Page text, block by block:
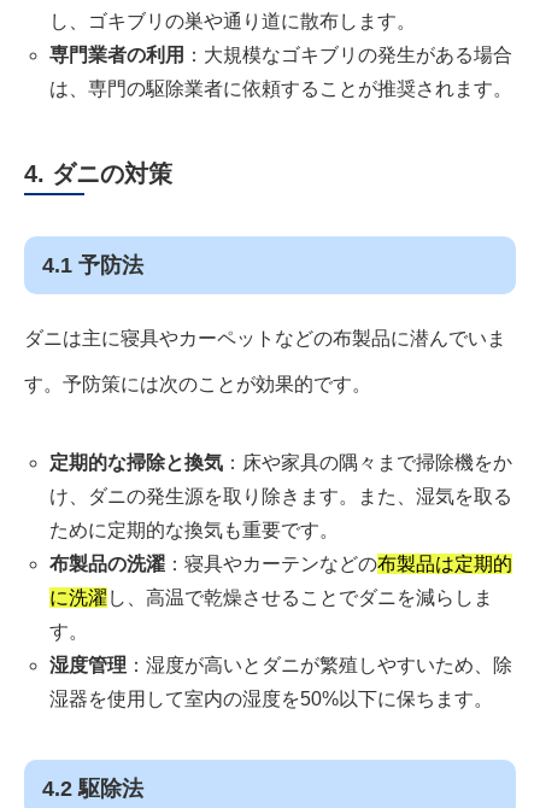
し、ゴキブリの巣や通り道に散布します。
専門業者の利用 ：大規模なゴキブリの発生がある場合
は、専門の駆除業者に依頼することが推奨されます。
4. ダニの対策
4.1 予防法
ダニは主に寝具やカーペットなどの布製品に潜んでいま
す。予防策には次のことが効果的です。
定期的な掃除と換気：床や家具の隅々まで掃除機をか
け、ダニの発生源を取り除きます。また、湿気を取る
ために定期的な換気も重要です。
布製品の洗濯：寝具やカーテンなどの布製品は定期的
に洗濯 し、高温で乾燥させることでダニを減らしま
す。
湿度管理 ：湿度が高いとダニが繁殖しやすいため、除
湿器を使用して室内の湿度を50%以下に保ちます。
4.2 駆除法